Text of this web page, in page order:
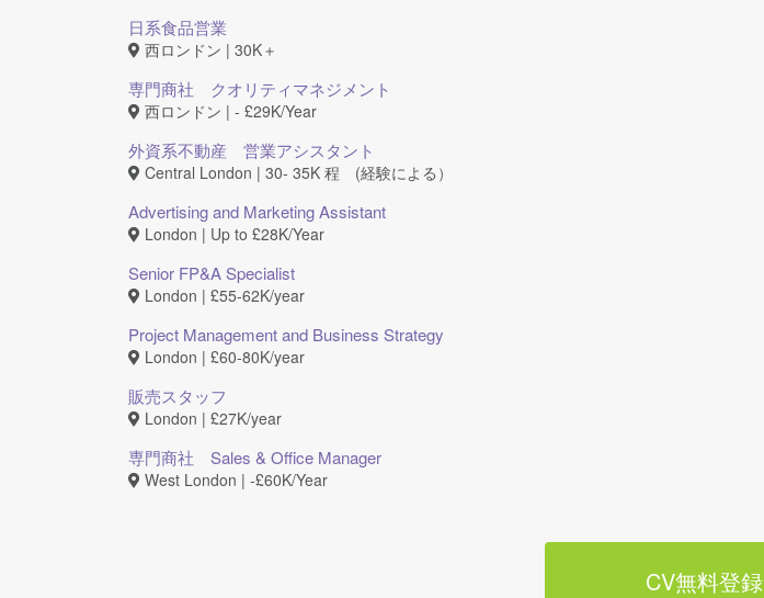
日系食品営業
西ロンドン | 30K＋
専門商社 クオリティマネジメント
西ロンドン | - £29K/Year
外資系不動産 営業アシスタント
Central London | 30- 35K 程 (経験による）
Advertising and Marketing Assistant
London | Up to £28K/Year
Senior FP&A Specialist
London | £55-62K/year
Project Management and Business Strategy
London | £60-80K/year
販売スタッフ
London | £27K/year
専門商社 Sales & Office Manager
West London | ‐£60K/Year
CV無料登録